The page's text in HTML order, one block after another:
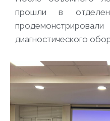
прошли в
диагностического